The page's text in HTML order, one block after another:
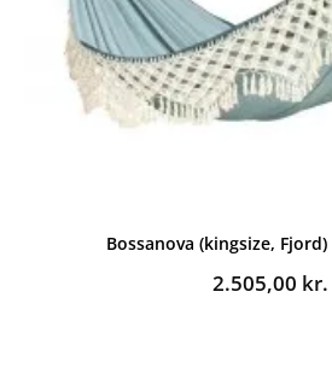
Bossanova (kingsize,
2.505,00 kr.